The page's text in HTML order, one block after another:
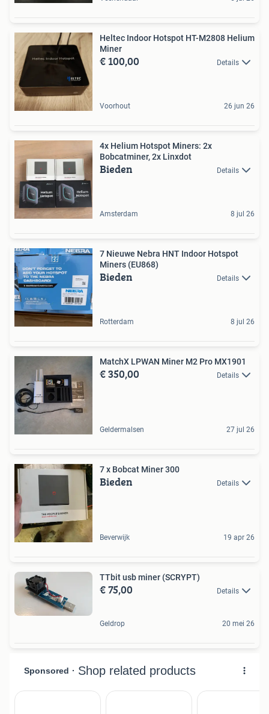
Heltec Indoor Hotspot HT-M2808 Helium
Miner
€ 100,00 Details
Voorhout 26 jun 26
4x Helium Hotspot Miners: 2x
Bobcatminer, 2x Linxdot
Bieden Details
Amsterdam 8 jul 26
7 Nieuwe Nebra HNT Indoor Hotspot
Miners (EU868)
Bieden Details
Rotterdam 8 jul 26
MatchX LPWAN Miner M2 Pro MX1901
€ 350,00 Details
Geldermalsen 27 jul 26
7 x Bobcat Miner 300
Bieden Details
Beverwijk 19 apr 26
TTbit usb miner (SCRYPT)
€ 75,00 Details
Geldrop 20 mei 26